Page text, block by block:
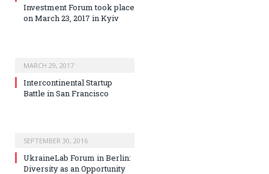
Investment Forum took place
on March 23, 2017 in Kyiv
MARCH 29, 2017
Intercontinental Startup
Battle in San Francisco
SEPTEMBER 30, 2016
UkraineLab Forum in Berlin:
Diversity as an Opportunity